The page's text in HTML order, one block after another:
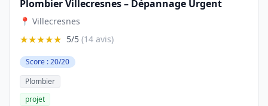
Plombier Villecresnes – Dépannage Urgent
📍 Villecresnes
★★★★★ 5/5 (14 avis)
Score : 20/20
Plombier
projet